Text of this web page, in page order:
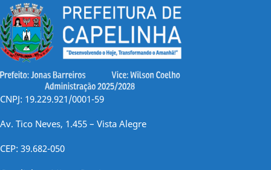
CNPJ: 19.229.921/0001-59
Av. Tico Neves, 1.455 – Vista Alegre
CEP: 39.682-050